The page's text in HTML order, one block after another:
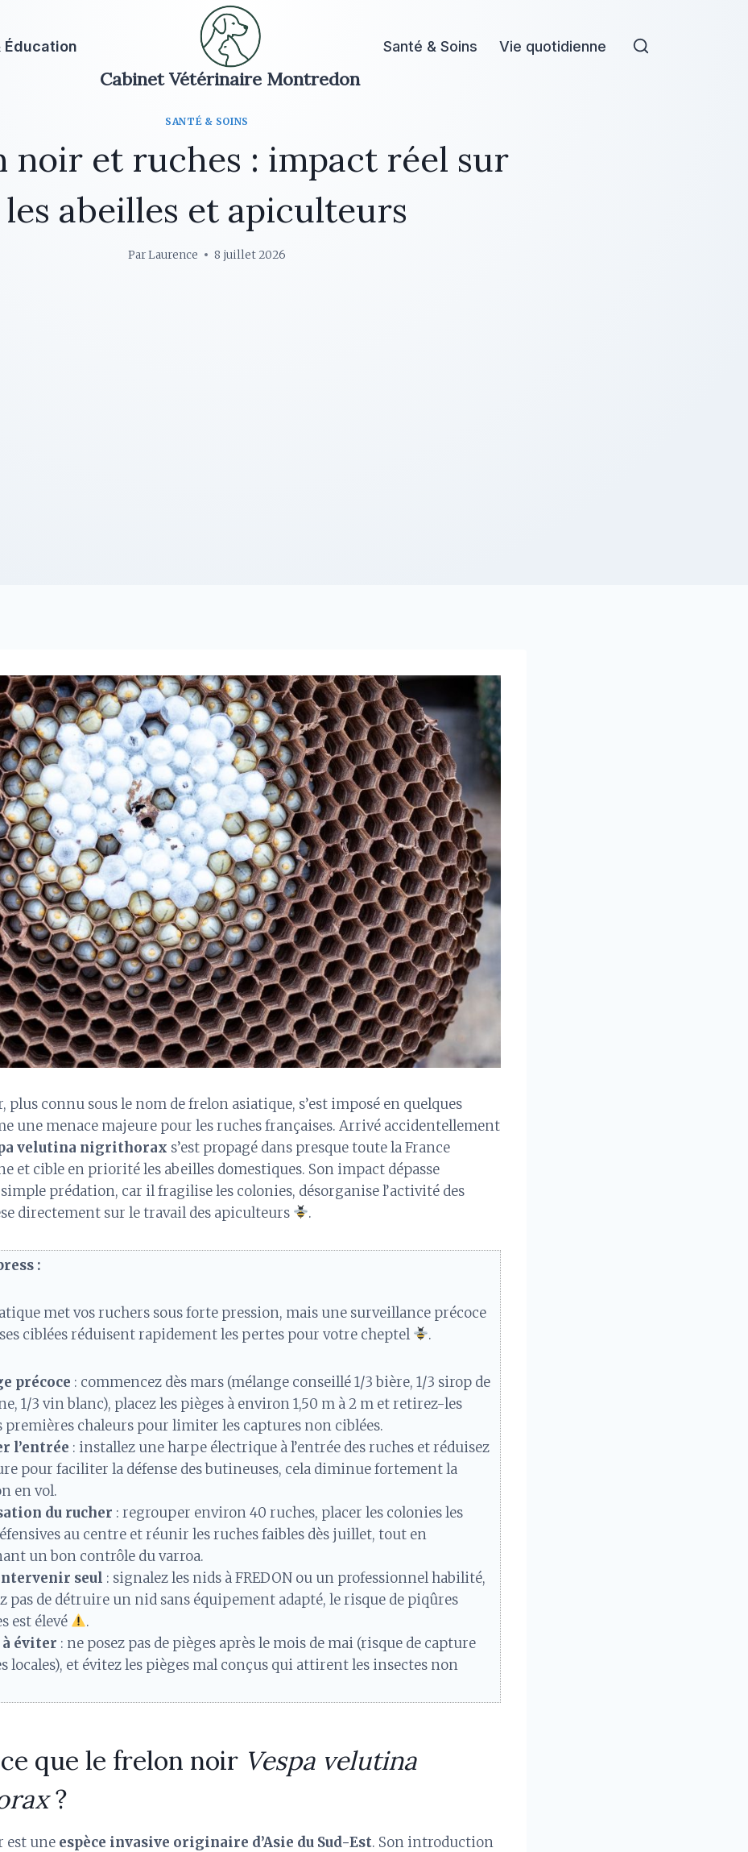
Éducation
Cabinet Vétérinaire Montredon
Santé & Soins Vie quotidienne
SANTÉ & SOINS
noir et ruches : impact réel sur
les abeilles et apiculteurs
ParLaurence 8 juillet 2026
plus connu sous le nom de frelon asiatique, s’est imposé en quelques
une menace majeure pour les ruches françaises. Arrivé accidentellement
velutina nigrithorax s’est propagé dans presque toute la France
et cible en priorité les abeilles domestiques. Son impact dépasse
prédation, car il fragilise les colonies, désorganise l’activité des
directement sur le travail des apiculteurs
.
:
met vos ruchers sous forte pression, mais une surveillance précoce
ciblées réduisent rapidement les pertes pour votre cheptel
.
précoce : commencez dès mars (mélange conseillé 1/3 bière, 1/3 sirop de
1/3 vin blanc), placez les pièges à environ 1,50 m à 2 m et retirez-les
premières chaleurs pour limiter les captures non ciblées.
l’entrée : installez une harpe électrique à l’entrée des ruches et réduisez
pour faciliter la défense des butineuses, cela diminue fortement la
en vol.
du rucher : regrouper environ 40 ruches, placer les colonies les
au centre et réunir les ruches faibles dès juillet, tout en
un bon contrôle du varroa.
seul : signalez les nids à FREDON ou un professionnel habilité,
pas de détruire un nid sans équipement adapté, le risque de piqûres
est élevé
.
éviter : ne posez pas de pièges après le mois de mai (risque de capture
locales), et évitez les pièges mal conçus qui attirent les insectes non
que le frelon noir Vespa velutina
?
est une espèce invasive originaire d’Asie du Sud-Est. Son introduction